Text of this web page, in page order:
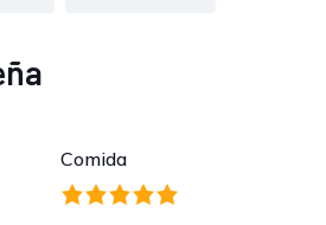
Comida